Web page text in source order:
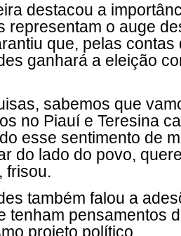
destacou a
representam o auge
que, pelas
ganhará a eleição
sabemos que
no Piauí e Teresina
esse sentimento de
do lado do povo,
frisou.
também falou a
tenham pensamentos
projeto político.